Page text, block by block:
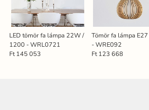
LED tömör fa lámpa 22W /
1200 - WRL0721
Ft 145 053
Tömör fa lámpa
- WRE092
Ft 123 668